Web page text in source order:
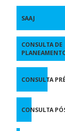
SAAJ
CONSULTA DE
CONSULTA
CONSULTA